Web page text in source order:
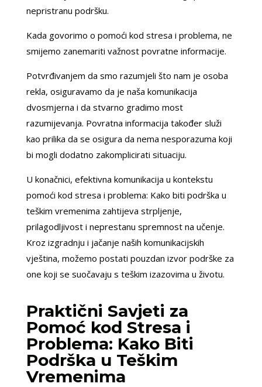
nepristranu podršku.
Kada govorimo o pomoći kod stresa i problema, ne
smijemo zanemariti važnost povratne informacije.
Potvrđivanjem da smo razumjeli što nam je osoba
rekla, osiguravamo da je naša komunikacija
dvosmjerna i da stvarno gradimo most
razumijevanja. Povratna informacija također služi
kao prilika da se osigura da nema nesporazuma koji
bi mogli dodatno zakomplicirati situaciju.
U konačnici, efektivna komunikacija u kontekstu
pomoći kod stresa i problema: Kako biti podrška u
teškim vremenima zahtijeva strpljenje,
prilagodljivost i neprestanu spremnost na učenje.
Kroz izgradnju i jačanje naših komunikacijskih
vještina, možemo postati pouzdan izvor podrške za
one koji se suočavaju s teškim izazovima u životu.
Praktični Savjeti za
Pomoć kod Stresa i
Problema: Kako Biti
Podrška u Teškim
Vremenima